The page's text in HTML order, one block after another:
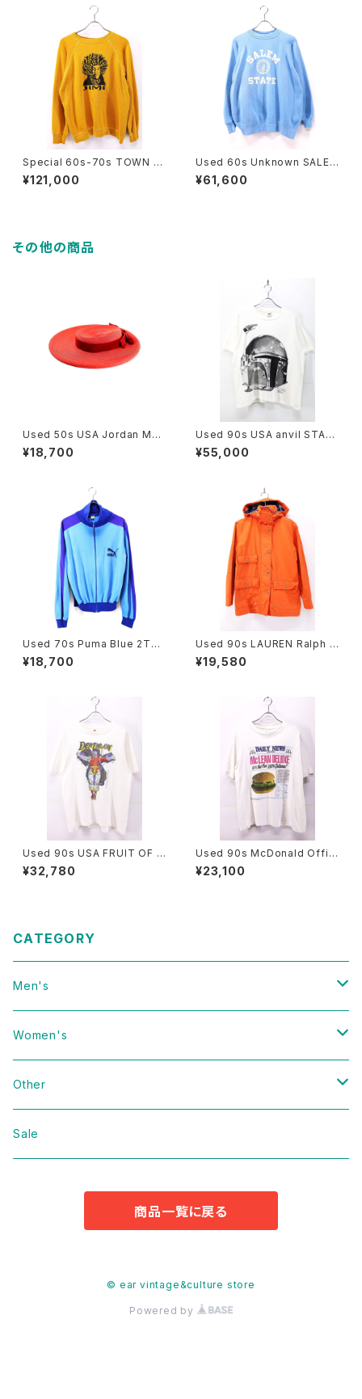
Special 60s-70s TOWN C
RAFT PENNYS JIMI HENDRI
X Mustard Yellow Sweat Si
¥121,000
Used 60s Unknown SALEM
STATE Flocky College Sw
eat Size XL 相当 古着
¥61,600
その他の商品
Used 50s USA Jordan Mar
sh BOSTON Red Velor Rib
bon Design Straw Hat Size
¥18,700
Used 90s USA anvil STAR
WARS BOBA FETT Big Fac
e Graphic T-Shirt Size L 古
¥55,000
Used 70s Puma Blue 2Ton
e Fuul Zip Track Top Jerse
y Jacket Size M 相当 古着
¥18,700
Used 90s LAUREN Ralph L
auren Blaze Orange Middl
e Jacket Size S 相当 古着
¥19,580
Used 90s USA FRUIT OF T
HE LOOM MARVEL COMIC
DEATHLOK T-Shirt Size L
¥32,780
Used 90s McDonald Offici
al News Paper Photo grap
hic T-Shirt Size L 古着
¥23,100
CATEGORY
Men's
Vintage
Domestic
Jacket
Women's
Vintage
Domestic
Other
bag
Accessories
Sale
商品一覧に戻る
© ear vintage&culture store
Powered by